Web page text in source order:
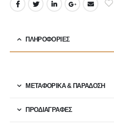
ΠΛΗΡΟΦΟΡΙΕΣ
ΜΕΤΑΦΟΡΙΚΆ & ΠΑΡΆΔΟΣΗ
ΠΡΟΔΙΑΓΡΑΦΕΣ